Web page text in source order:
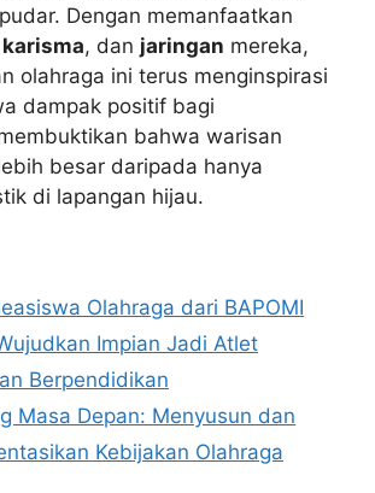
Dengan memanfaatkan
karisma, dan jaringan mereka,
olahraga ini terus menginspirasi
dampak positif bagi
bahwa warisan
besar daripada hanya
di lapangan hijau.
Olahraga dari BAPOMI
Impian Jadi Atlet
Berpendidikan
Masa Depan: Menyusun dan
Kebijakan Olahraga